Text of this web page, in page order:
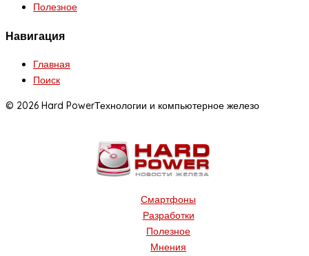
Полезное
Навигация
Главная
Поиск
© 2026 Hard PowerТехнологии и компьютерное железо
Смартфоны
Разработки
Полезное
Мнения